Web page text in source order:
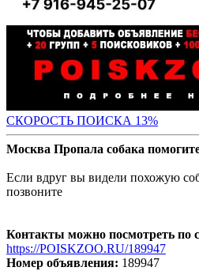
СКОРОСТЬ ПОИСКА 13%
Москва Пропала собака
Если вдруг вы видели похожую
позвоните
Контакты можно посмотреть по
https://POISKZOO.RU/189947
Номер объявления: 189947